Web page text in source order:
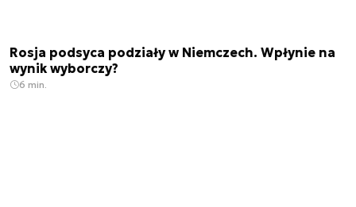
Rosja podsyca podziały w Niemczech. Wpłynie na
wynik wyborczy?
6 min.